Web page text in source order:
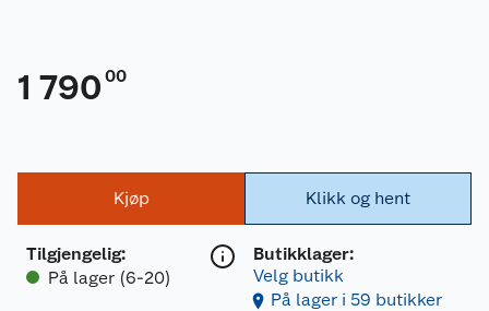
1 790 00
Kjøp
Tilgjengelig:
På lager (6-20)
Klikk og hent
Butikklager:
Velg butikk
På lager i 59 butikker